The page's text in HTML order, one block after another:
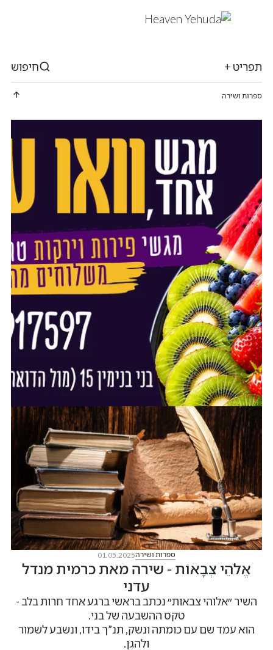
תפריט + חיפוש
ספרות ושירה
ספרות ושירה01.05.2025
אֱלֹהֵי צְבָאוֹת - שירה מאת כרמית מנדל
עדני
השיר ״אלוהי צבאות״ נכתב בראשי ברגע אחד חרות בלב -
הוא עמד שם עם כומתה ונשק, תנ”ך בידו, ונשבע לשמור